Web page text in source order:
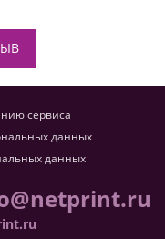
сервиса
данных
данных